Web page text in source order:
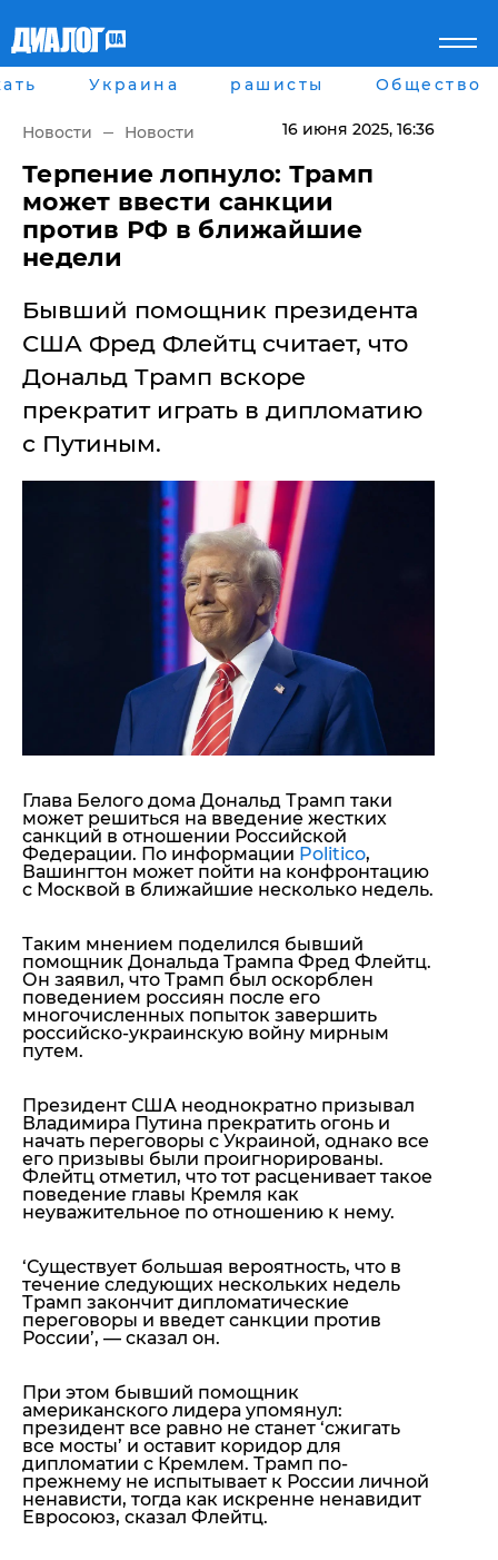
Главная
рассея
Мир
Беларусь
Военное обозрение
Наука и Техника
Экономика
Блоги
Шоу-биз
Здоровье
Спорт
Культура
Города
Киев
Харьков
Днепр
Львов
Крыму
Оккупация Крыма
Здоровье
Помощь проекту
Стиль Диалога
Шоу-биз
Культура
Общество
Пресс-релизы
Авторское
Мнение
Блоги
ИноСМИ
Украина рашисты Общество
Новости Новости 16 июня 2025, 16:36
Терпение лопнуло: Трамп
может ввести санкции
против РФ в ближайшие
недели
Бывший помощник президента
США Фред Флейтц считает, что
Дональд Трамп вскоре
прекратит играть в дипломатию
с Путиным.
Глава Белого дома Дональд Трамп таки
может решиться на введение жестких
санкций в отношении Российской
Федерации. По информации Politico,
Вашингтон может пойти на конфронтацию
с Москвой в ближайшие несколько недель.
Таким мнением поделился бывший
помощник Дональда Трампа Фред Флейтц.
Он заявил, что Трамп был оскорблен
поведением россиян после его
многочисленных попыток завершить
российско-украинскую войну мирным
путем.
Президент США неоднократно призывал
Владимира Путина прекратить огонь и
начать переговоры с Украиной, однако все
его призывы были проигнорированы.
Флейтц отметил, что тот расценивает такое
поведение главы Кремля как
неуважительное по отношению к нему.
‘Существует большая вероятность, что в
течение следующих нескольких недель
Трамп закончит дипломатические
переговоры и введет санкции против
России’, — сказал он.
При этом бывший помощник
американского лидера упомянул:
президент все равно не станет ‘сжигать
все мосты’ и оставит коридор для
дипломатии с Кремлем. Трамп по-
прежнему не испытывает к России личной
ненависти, тогда как искренне ненавидит
Евросоюз, сказал Флейтц.